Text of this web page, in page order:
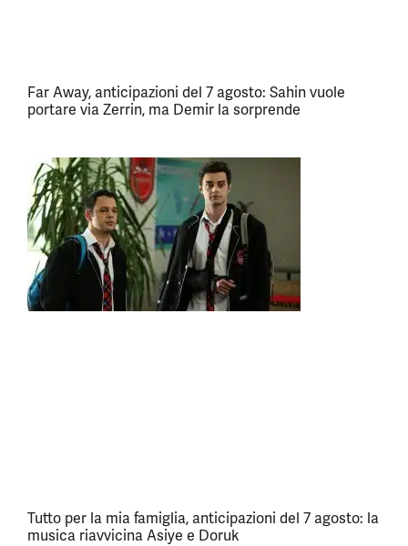
Far Away, anticipazioni del 7 agosto: Sahin vuole
portare via Zerrin, ma Demir la sorprende
Tutto per la mia famiglia, anticipazioni del 7 agosto: la
musica riavvicina Asiye e Doruk